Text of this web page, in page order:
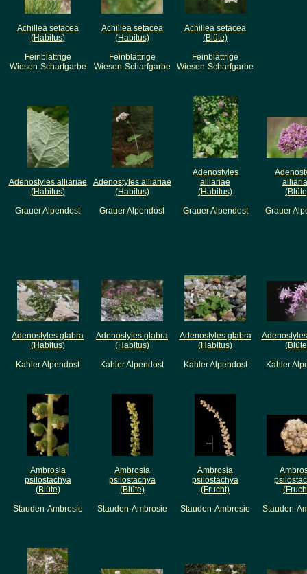
Achillea setacea
(Habitus)
Feinblättrige
Wiesen-Scharfgarbe
Achillea setacea
(Habitus)
Feinblättrige
Wiesen-Scharfgarbe
Achillea setacea
(Blüte)
Feinblättrige
Wiesen-Scharfgarbe
Adenostyles alliariae
(Habitus)
Grauer Alpendost
Adenostyles alliariae
(Habitus)
Grauer Alpendost
Adenostyles
alliariae
(Habitus)
Grauer Alpendost
Grauer
Adenostyles glabra
(Habitus)
Kahler Alpendost
Adenostyles glabra
(Habitus)
Kahler Alpendost
Adenostyles glabra
(Habitus)
Kahler Alpendost
Kahler
Ambrosia
psilostachya
(Blüte)
Stauden-Ambrosie
Ambrosia
psilostachya
(Blüte)
Stauden-Ambrosie
Ambrosia
psilostachya
(Frucht)
Stauden-Ambrosie
Stauden-